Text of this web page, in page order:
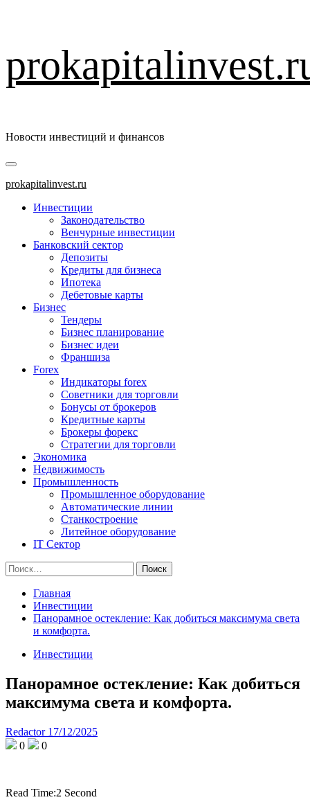
к
содержимому
Новости инвестиций и финансов
Основное
меню
prokapitalinvest.ru
Инвестиции
Законодательство
Венчурные инвестиции
Банковский сектор
Депозиты
Кредиты для бизнеса
Ипотека
Дебетовые карты
Бизнес
Тендеры
Бизнес планирование
Бизнес идеи
Франшиза
Forex
Индикаторы forex
Советники для торговли
Бонусы от брокеров
Кредитные карты
Брокеры форекс
Стратегии для торговли
Экономика
Недвижимость
Промышленность
Промышленное оборудование
Автоматические линии
Станкостроение
Литейное оборудование
IT Сектор
Найти:
Главная
Инвестиции
Панорамное остекление: Как добиться максимума света
и комфорта.
Инвестиции
Панорамное остекление: Как добиться
максимума света и комфорта.
Redactor 17/12/2025
0
0
Read Time:2 Second